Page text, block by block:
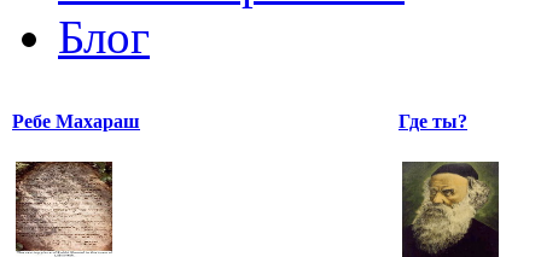
Блог
Ребе Махараш Где ты?